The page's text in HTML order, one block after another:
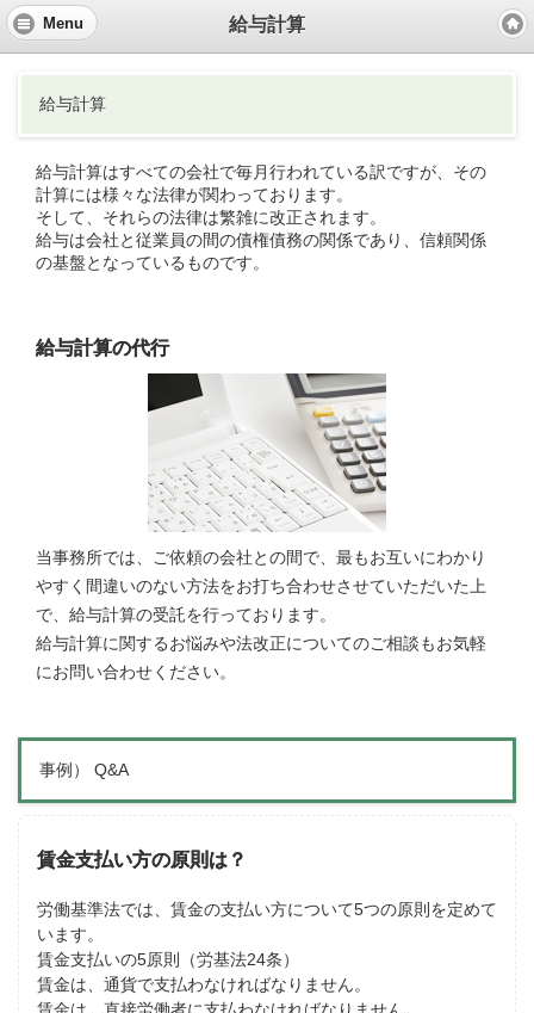
Menu 給与計算
給与計算
給与計算はすべての会社で毎月行われている訳ですが、その
計算には様々な法律が関わっております。
そして、それらの法律は繁雑に改正されます。
給与は会社と従業員の間の債権債務の関係であり、信頼関係
の基盤となっているものです。
給与計算の代行
当事務所では、ご依頼の会社との間で、最もお互いにわかり
やすく間違いのない方法をお打ち合わせさせていただいた上
で、給与計算の受託を行っております。
給与計算に関するお悩みや法改正についてのご相談もお気軽
にお問い合わせください。
事例） Q&A
賃金支払い方の原則は？
労働基準法では、賃金の支払い方について5つの原則を定めて
います。
賃金支払いの5原則（労基法24条）
賃金は、通貨で支払わなければなりません。